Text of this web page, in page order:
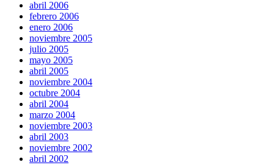
abril 2006
febrero 2006
enero 2006
noviembre 2005
julio 2005
mayo 2005
abril 2005
noviembre 2004
octubre 2004
abril 2004
marzo 2004
noviembre 2003
abril 2003
noviembre 2002
abril 2002